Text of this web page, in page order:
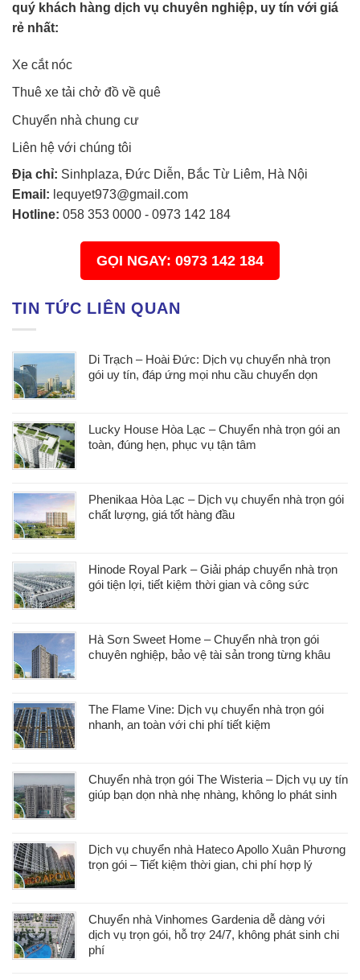
quý khách hàng dịch vụ chuyên nghiệp, uy tín với giá
rẻ nhất:
Xe cắt nóc
Thuê xe tải chở đồ về quê
Chuyển nhà chung cư
Liên hệ với chúng tôi
Địa chỉ: Sinhplaza, Đức Diễn, Bắc Từ Liêm, Hà Nội
Email: lequyet973@gmail.com
Hotline: 058 353 0000 - 0973 142 184
GỌI NGAY: 0973 142 184
TIN TỨC LIÊN QUAN
Di Trạch – Hoài Đức: Dịch vụ chuyển nhà trọn
gói uy tín, đáp ứng mọi nhu cầu chuyển dọn
Lucky House Hòa Lạc – Chuyển nhà trọn gói an
toàn, đúng hẹn, phục vụ tận tâm
Phenikaa Hòa Lạc – Dịch vụ chuyển nhà trọn gói
chất lượng, giá tốt hàng đầu
Hinode Royal Park – Giải pháp chuyển nhà trọn
gói tiện lợi, tiết kiệm thời gian và công sức
Hà Sơn Sweet Home – Chuyển nhà trọn gói
chuyên nghiệp, bảo vệ tài sản trong từng khâu
The Flame Vine: Dịch vụ chuyển nhà trọn gói
nhanh, an toàn với chi phí tiết kiệm
Chuyển nhà trọn gói The Wisteria – Dịch vụ uy tín
giúp bạn dọn nhà nhẹ nhàng, không lo phát sinh
Dịch vụ chuyển nhà Hateco Apollo Xuân Phương
trọn gói – Tiết kiệm thời gian, chi phí hợp lý
Chuyển nhà Vinhomes Gardenia dễ dàng với
dịch vụ trọn gói, hỗ trợ 24/7, không phát sinh chi
phí